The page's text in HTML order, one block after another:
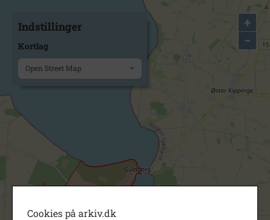
+
−
Indstillinger
Kortlag
Open Street Map
Cookies på arkiv.dk